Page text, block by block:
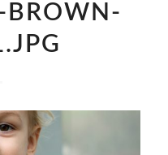
BROWN-